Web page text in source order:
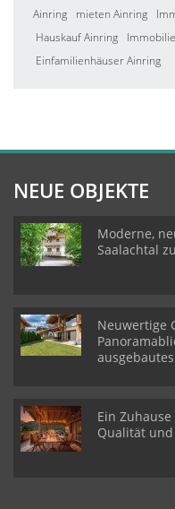
Ainring
mieten Ainring
Hauskauf Ainring
Einfamilienhäuser Ainring
NEUE OBJEKTE
Moderne,
Saalachtal
Neuwertige
Ein
Qualität und